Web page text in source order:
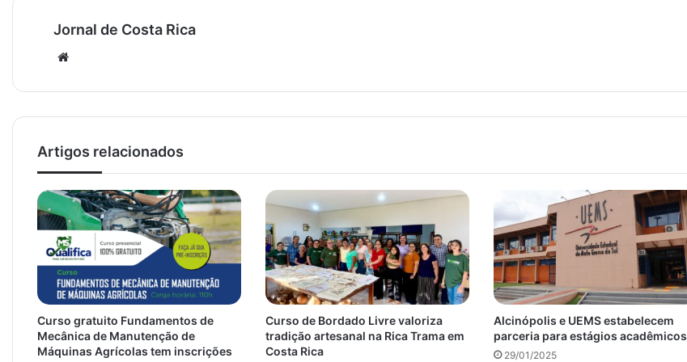
Jornal de Costa Rica
Artigos relacionados
Curso gratuito Fundamentos de
Mecânica de Manutenção de
Máquinas Agrícolas tem inscrições
Curso de Bordado Livre valoriza
tradição artesanal na Rica Trama em
Costa Rica
Alcinópolis e UEMS estabelecem
parceria para estágios acadêmicos
29/01/2025